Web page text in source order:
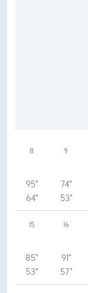
8
95°
64°
9
74°
53°
15
85°
53°
16
91°
57°